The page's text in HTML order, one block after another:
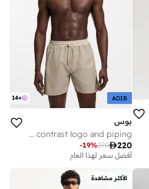
+
14 ADIB
بوس
Swim shorts with contrast logo and piping
220
270
-19%
أفضل سعر لهذا العام
توصيل مجاني
أفضل سعر لهذا العام
توصيل مجاني
الأكثر مشاهدة